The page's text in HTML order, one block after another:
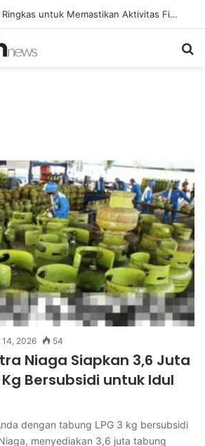
Panduan Fitness Ringkas untuk Memastikan Aktivitas Fisik Anda Tetap Konsisten
14, 2026 54
Niaga Siapkan 3,6 Juta
Kg Bersubsidi untuk Idul
dengan tabung LPG 3 kg bersubsidi
menyediakan 3,6 juta tabung